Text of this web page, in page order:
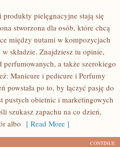
pielęgnacyjne stają się
stworzona dla osób, które chcą
między nutami w kompozycjach
składzie. Znajdziesz tu opinie,
a także szerokiego
Manicure i pedicure i Perfumy
powstała po to, by łączyć pasję do
pustych obietnic i marketingowych
szukasz zapachu na co dzień,
albo [ Read More ]
CONTINUE